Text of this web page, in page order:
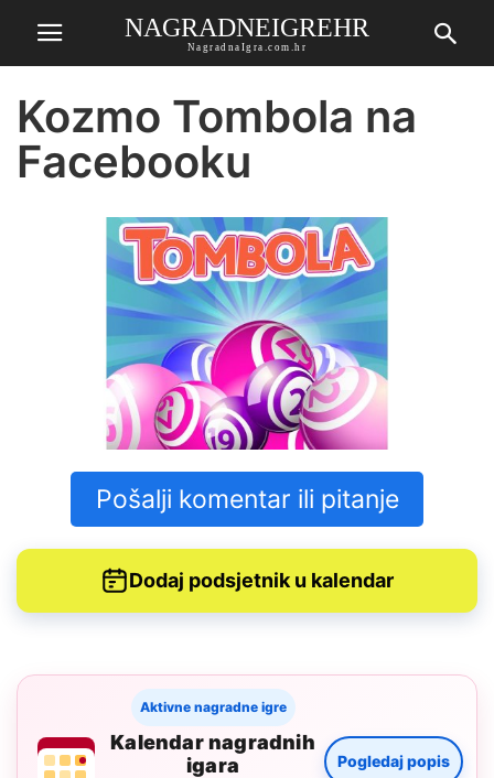
NAGRADNEIGREHR
NagradnaIgra.com.hr
Kozmo Tombola na
Facebooku
Pošalji komentar ili pitanje
Dodaj podsjetnik u kalendar
Aktivne nagradne igre
Kalendar nagradnih
igara
Pogledaj popis